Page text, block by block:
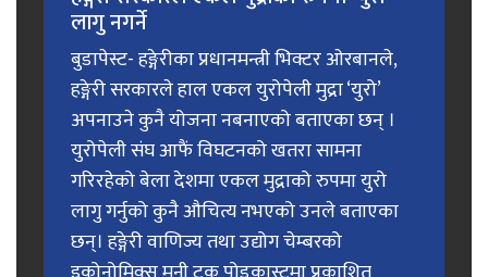
लागु नगर्ने
बुडापेस्ट- हङ्गेरीका प्रधानमन्त्री भिक्टर ओरबानले,
हङ्गेरी सरकारले हाल एकल युरोपेली मुद्रा ‘युरो’
अपनाउने कुनै योजना नबनाएको बताएका छन् ।
युरोपेली संघ आफैं विघटनको खतरा सामना
गरिरहेको बेला देशमा एकल मुद्राको रुपमा युरो
लागु गर्नुको कुनै औचित्य नभएको उनले बताएका
छन्। हङ्गेरी वाणिज्य तथा उद्योग चेम्बरको